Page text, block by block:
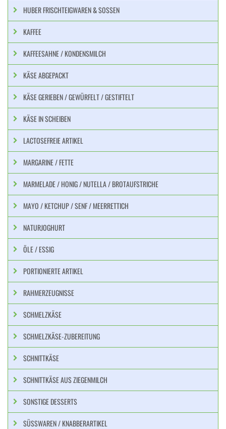
HUBER FRISCHTEIGWAREN & SOSSEN
KAFFEE
KAFFEESAHNE / KONDENSMILCH
KÄSE ABGEPACKT
KÄSE GERIEBEN / GEWÜRFELT / GESTIFTELT
KÄSE IN SCHEIBEN
LACTOSEFREIE ARTIKEL
MARGARINE / FETTE
MARMELADE / HONIG / NUTELLA / BROTAUFSTRICHE
MAYO / KETCHUP / SENF / MEERRETTICH
NATURJOGHURT
ÖLE / ESSIG
PORTIONIERTE ARTIKEL
RAHMERZEUGNISSE
SCHMELZKÄSE
SCHMELZKÄSE-ZUBEREITUNG
SCHNITTKÄSE
SCHNITTKÄSE AUS ZIEGENMILCH
SONSTIGE DESSERTS
SÜSSWAREN / KNABBERARTIKEL